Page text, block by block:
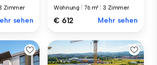
Zimmer
sehen
Wohnung 76 m² |3 Zimmer
€ 612 Mehr sehen